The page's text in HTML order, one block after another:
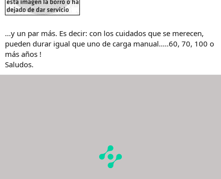
...y un par más. Es decir: con los cuidados que se merecen,
pueden durar igual que uno de carga manual.....60, 70, 100 o
más años !
Saludos.